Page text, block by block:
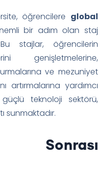
öğrencilere global
bir adım olan staj
stajlar, öğrencilerin
genişletmelerine,
ve mezuniyet
artırmalarına yardımcı
güçlü teknoloji sektörü,
sunmaktadır.
Sonrası